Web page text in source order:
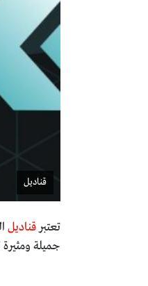
قناديل
تعتبرقناديل
جميلة